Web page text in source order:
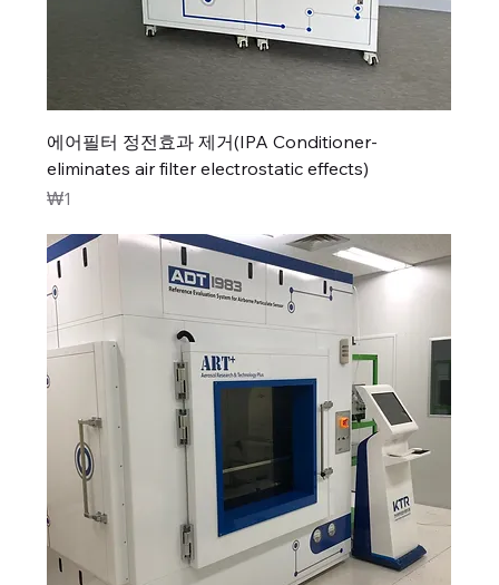
에어필터 정전효과 제거(IPA Conditioner-
eliminates air filter electrostatic effects)
가격
₩1